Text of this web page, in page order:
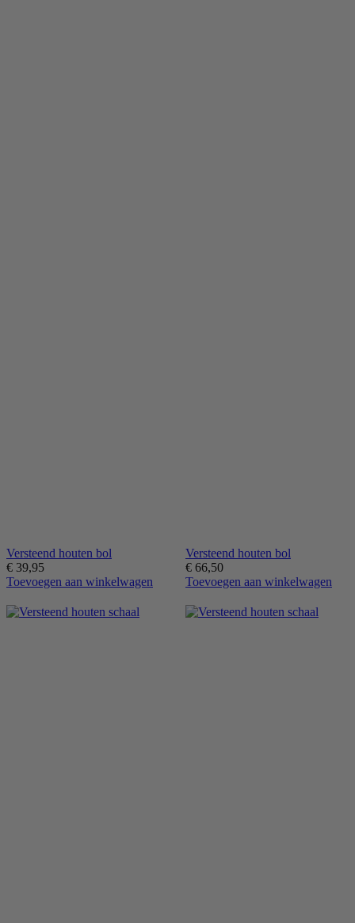
Versteend houten bol
€ 39,95
Toevoegen aan winkelwagen
Versteend houten bol
€ 66,50
Toevoegen aan winkelwagen